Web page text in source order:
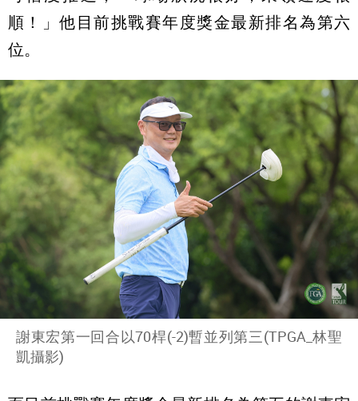
順！」他目前挑戰賽年度獎金最新排名為第六
位。
謝東宏第一回合以70桿(-2)暫並列第三(TPGA_林聖
凱攝影)